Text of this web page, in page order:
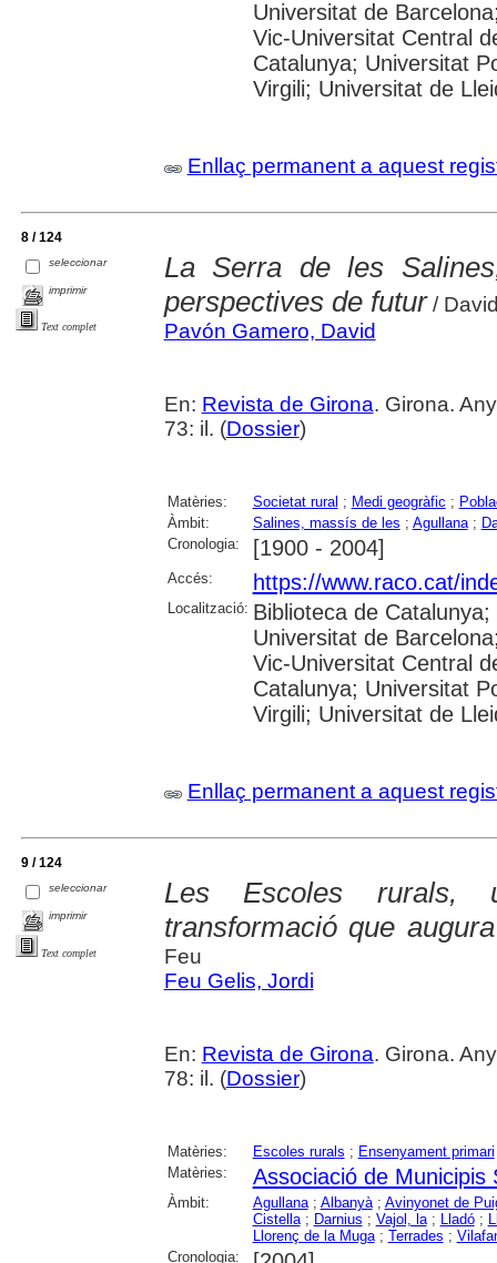
Universitat de
Vic-Universitat Central
Catalunya; Universitat
Virgili; Universitat de
Enllaç permanent a aquest
8 / 124
seleccionar
imprimir
Text complet
La Serra de les
perspectives de futur/
Pavón Gamero, David
En: Revista de Girona. Girona.
73: il. (Dossier)
Matèries: Societat rural ; Medi geogràfic ;
Àmbit:
Salines, massís de les ; Agullana;
Cronologia:
[1900 - 2004]
Accés: https://www.raco.cat/
Localització: Biblioteca de
Universitat de
Vic-Universitat Central
Catalunya; Universitat
Virgili; Universitat de
Enllaç permanent a aquest
9 / 124
seleccionar
imprimir
Text complet
Les Escoles rurals,
transformació que
Feu
Feu Gelis, Jordi
En: Revista de Girona. Girona.
78: il. (Dossier)
Matèries: Escoles rurals ; Ensenyament primari
Matèries:
Associació de Municipis
Àmbit: Agullana; Albanyà; Avinyonet de
Cistella; Darnius ; Vajol, la; Lladó;
Llorenç de la Muga; Terrades ;
Cronologia: